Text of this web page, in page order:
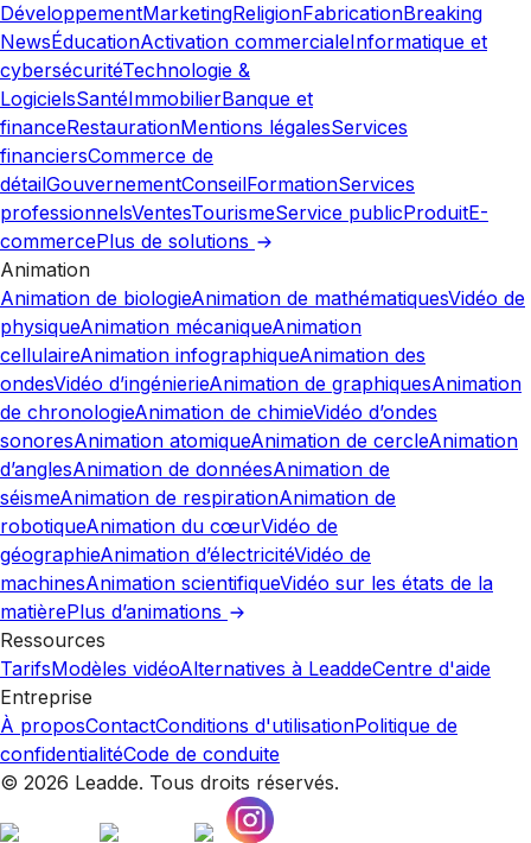
DéveloppementMarketingReligionFabricationBreaking
NewsÉducationActivation commercialeInformatique et
cybersécuritéTechnologie &
LogicielsSantéImmobilierBanque et
financeRestaurationMentions légalesServices
financiersCommerce de
détailGouvernementConseilFormationServices
professionnelsVentesTourismeService publicProduitE-
commercePlus de solutions
Animation
Animation de biologieAnimation de mathématiquesVidéo de
physiqueAnimation mécaniqueAnimation
cellulaireAnimation infographiqueAnimation des
ondesVidéo d’ingénierieAnimation de graphiquesAnimation
de chronologieAnimation de chimieVidéo d’ondes
sonoresAnimation atomiqueAnimation de cercleAnimation
d’anglesAnimation de donnéesAnimation de
séismeAnimation de respirationAnimation de
robotiqueAnimation du cœurVidéo de
géographieAnimation d’électricitéVidéo de
machinesAnimation scientifiqueVidéo sur les états de la
matièrePlus d’animations
Ressources
TarifsModèles vidéoAlternatives à LeaddeCentre d'aide
Entreprise
À proposContactConditions d'utilisationPolitique de
confidentialitéCode de conduite
© 2026 Leadde. Tous droits réservés.